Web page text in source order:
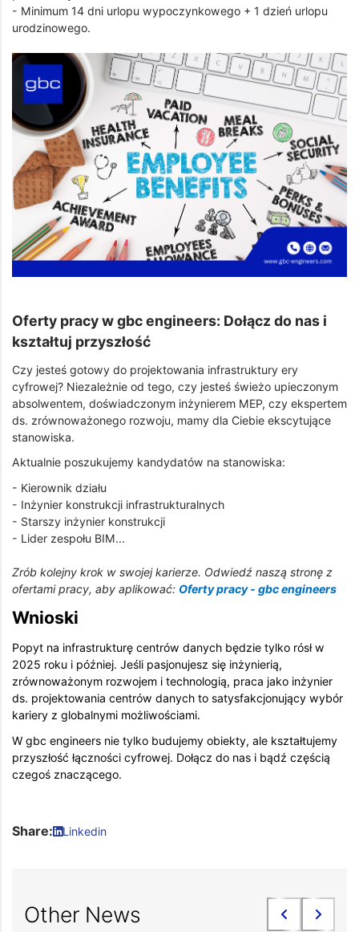
- Minimum 14 dni urlopu wypoczynkowego + 1 dzień urlopu
urodzinowego.
Oferty pracy w gbc engineers: Dołącz do nas i
kształtuj przyszłość
Czy jesteś gotowy do projektowania infrastruktury ery
cyfrowej? Niezależnie od tego, czy jesteś świeżo upieczonym
absolwentem, doświadczonym inżynierem MEP, czy ekspertem
ds. zrównoważonego rozwoju, mamy dla Ciebie ekscytujące
stanowiska.
Aktualnie poszukujemy kandydatów na stanowiska:
- Kierownik działu
- Inżynier konstrukcji infrastrukturalnych
- Starszy inżynier konstrukcji
- Lider zespołu BIM...
Zrób kolejny krok w swojej karierze. Odwiedź naszą stronę z
ofertami pracy, aby aplikować: Oferty pracy - gbc engineers
Wnioski
Popyt na infrastrukturę centrów danych będzie tylko rósł w
2025 roku i później. Jeśli pasjonujesz się inżynierią,
zrównoważonym rozwojem i technologią, praca jako inżynier
ds. projektowania centrów danych to satysfakcjonujący wybór
kariery z globalnymi możliwościami.
W gbc engineers nie tylko budujemy obiekty, ale kształtujemy
przyszłość łączności cyfrowej. Dołącz do nas i bądź częścią
czegoś znaczącego.
Share: Linkedin
Other News